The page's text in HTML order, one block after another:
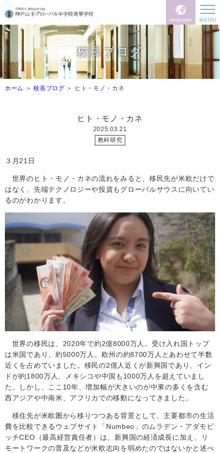
language
校長ブログ
ホーム 校長ブログ ヒト・モノ・カネ
ヒト・モノ・カネ
2025.03.21
教科研究
３月21日
世界のヒト・モノ・カネの流れをみると、移民先が米欧だけで
はなく、先端テクノロジーや投資もグローバルサウスに向いてい
るのがわかります。
世界の移民は、2020年で約2億8000万人。受け入れ国トップ
は米国であり、約5000万人。欧州の約8700万人とあわせて半数
近くを占めていました。移民の2億人近くが新興国であり、イン
ドが約1800万人、メキシコや中国も 1000万人を超えていまし
た。しかし、ここ 10年、増加幅が大きいのが中東の多くを含む
西アジアや中南米、アフリカでの移動になってきました。
移住先が米欧圏から移りつつある背景として、主要都市の生活
費を比較できるウェブサイト「 Numbeo 」のムラデン・アダモビ
ッチCEO（最高経営責任者）は、新興国の経済成長に加え、リ
モートワークの普及などが米欧志向を弱めたのではないかと述べ